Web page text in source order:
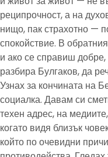
реципрочност, а на
нищо, пак страхотно —
спокойствие. В
и ако се справиш
разбира Булгаков, да
Узнах за кончината на
социалка. Давам си
техен адрес, на
когато видя близък
който по очевидни